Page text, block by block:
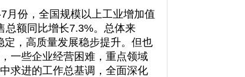
7月份，全国规模以上工业增加值
总额同比增长7.3%。总体来
，高质量发展稳步提升。但也
一些企业经营困难，重点领域
求进的工作总基调，全面深化